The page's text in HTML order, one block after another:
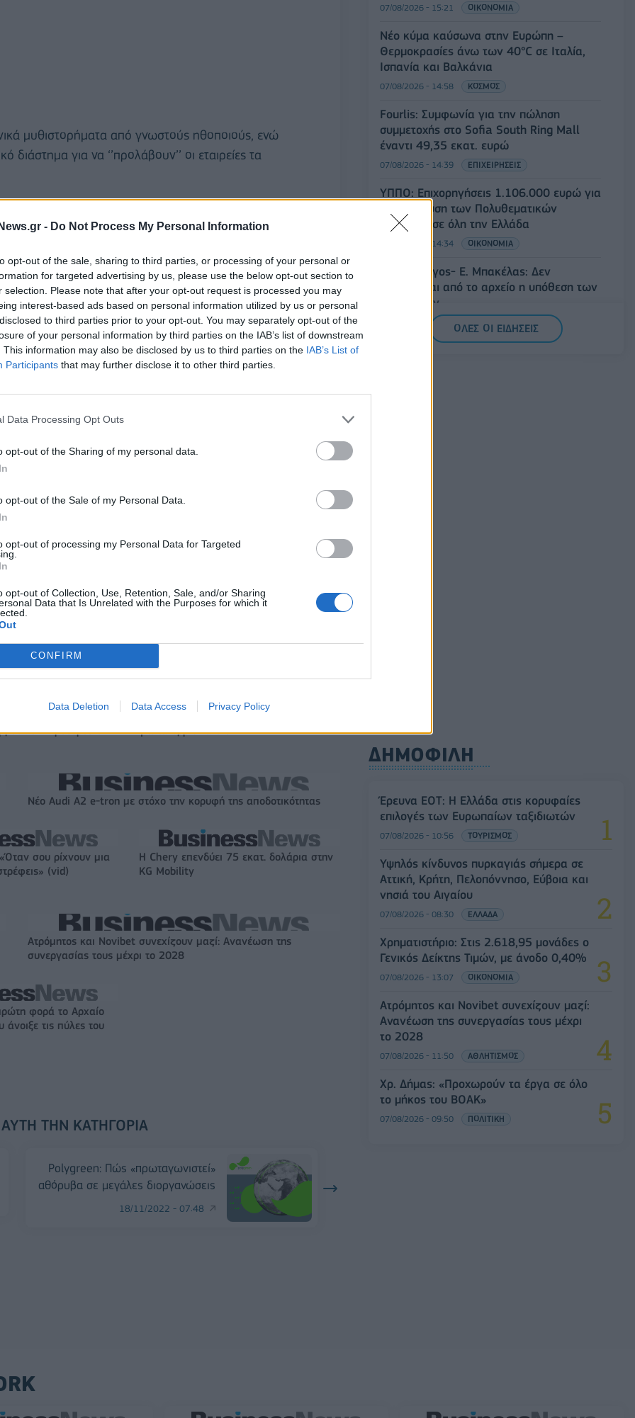
- Do Not Process My Personal Information
opt-out of the sale, sharing to third parties, or processing of your personal or
for targeted advertising by us, please use the below opt-out section to
selection. Please note that after your opt-out request is processed you may
interest-based ads based on personal information utilized by us or personal
to third parties prior to your opt-out. You may separately opt-out of the
of your personal information by third parties on the IAB’s list of downstream
This information may also be disclosed by us to third parties on the IAB’s List of
Participants that may further disclose it to other third parties.
Data Processing Opt Outs
opt-out of the Sharing of my personal data.
opt-out of the Sale of my Personal Data.
opt-out of processing my Personal Data for Targeted
opt-out of Collection, Use, Retention, Sale, and/or Sharing
Data that Is Unrelated with the Purposes for which it
CONFIRM
Data Deletion Data Access Privacy Policy
μυθιστορήματα από γνωστούς ηθοποιούς, ενώ
για να ‘’προλάβουν’’ οι εταιρείες τα
μάλιστα, το πνεύμα της συγκεκριμένης
να έχει μπει στο χώρο και τον δεύτερο να
επόμενα χρόνια.
Ο Ένες Καντέρ θέλει να δηλώσει συμμετοχή στο ντραφτ του
WNBA!
- Πρόεδρος ο
για τα υβριδικά της
Νέο Audi A2 e-tron με στόχο την κορυφή της αποδοτικότητας
σου ρίχνουν μια
(vid)
Η Chery επενδύει 75 εκατ. δολάρια στην
KG Mobility
Ατρόμητος και Novibet συνεχίζουν μαζί: Ανανέωση της
συνεργασίας τους μέχρι το 2028
φορά το Αρχαίο
τις πύλες του
ΤΗΝ ΚΑΤΗΓΟΡΊΑ
Polygreen: Πώς «πρωταγωνιστεί»
αθόρυβα σε μεγάλες διοργανώσεις
18/11/2022 - 07:48
07/08/2026 - 15:21 ΟΙΚΟΝΟΜΙΑ
Νέο κύμα καύσωνα στην Ευρώπη –
Θερμοκρασίες άνω των 40°C σε Ιταλία,
Ισπανία και Βαλκάνια
07/08/2026 - 14:58 ΚΟΣΜΟΣ
Fourlis: Συμφωνία για την πώληση
συμμετοχής στο Sofia South Ring Mall
έναντι 49,35 εκατ. ευρώ
07/08/2026 - 14:39 ΕΠΙΧΕΙΡΗΣΕΙΣ
ΥΠΠΟ: Επιχορηγήσεις 1.106.000 ευρώ για
την ενίσχυση των Πολυθεματικών
Φεστιβάλ σε όλη την Ελλάδα
07/08/2026 - 14:34 ΟΙΚΟΝΟΜΙΑ
Άρειος Πάγος- Ε. Μπακέλας: Δεν
ανασύρεται από το αρχείο η υπόθεση των
υποκλοπών
07/08/2026 - 14:11 ΕΛΛΑΔΑ
ΟΛΕΣ ΟΙ ΕΙΔΗΣΕΙΣ
ΔΗΜΟΦΙΛΗ
Έρευνα ΕΟΤ: Η Ελλάδα στις κορυφαίες
επιλογές των Ευρωπαίων ταξιδιωτών
07/08/2026 - 10:56 ΤΟΥΡΙΣΜΟΣ
Υψηλός κίνδυνος πυρκαγιάς σήμερα σε
Αττική, Κρήτη, Πελοπόννησο, Εύβοια και
νησιά του Αιγαίου
07/08/2026 - 08:30 ΕΛΛΑΔΑ
Χρηματιστήριο: Στις 2.618,95 μονάδες ο
Γενικός Δείκτης Τιμών, με άνοδο 0,40%
07/08/2026 - 13:07 ΟΙΚΟΝΟΜΙΑ
Ατρόμητος και Novibet συνεχίζουν μαζί:
Ανανέωση της συνεργασίας τους μέχρι
το 2028
07/08/2026 - 11:50 ΑΘΛΗΤΙΣΜΟΣ
Χρ. Δήμας: «Προχωρούν τα έργα σε όλο
το μήκος του ΒΟΑΚ»
07/08/2026 - 09:50 ΠΟΛΙΤΙΚΗ